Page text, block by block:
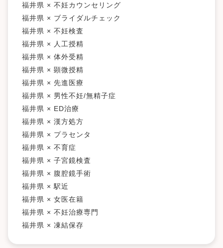
福井県 × 不妊カウンセリング
福井県 × ブライダルチェック
福井県 × 不妊検査
福井県 × 人工授精
福井県 × 体外受精
福井県 × 顕微授精
福井県 × 先進医療
福井県 × 男性不妊/無精子症
福井県 × ED治療
福井県 × 漢方処方
福井県 × プラセンタ
福井県 × 不育症
福井県 × 子宮鏡検査
福井県 × 腹腔鏡手術
福井県 × 駅近
福井県 × 女医在籍
福井県 × 不妊治療専門
福井県 × 凍結保存